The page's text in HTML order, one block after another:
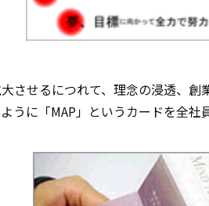
させるにつれて、理念の浸透、
うに「MAP」というカードを全